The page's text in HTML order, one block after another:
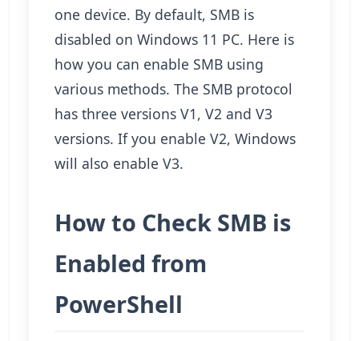
one device. By default, SMB is
disabled on Windows 11 PC. Here is
how you can enable SMB using
various methods. The SMB protocol
has three versions V1, V2 and V3
versions. If you enable V2, Windows
will also enable V3.
How to Check SMB is
Enabled from
PowerShell